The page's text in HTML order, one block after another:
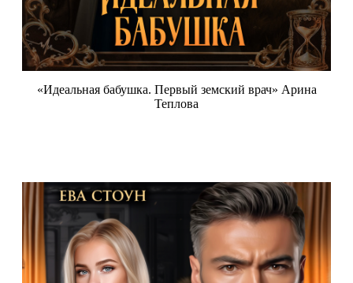
«Идеальная бабушка. Первый земский врач» Арина
Теплова